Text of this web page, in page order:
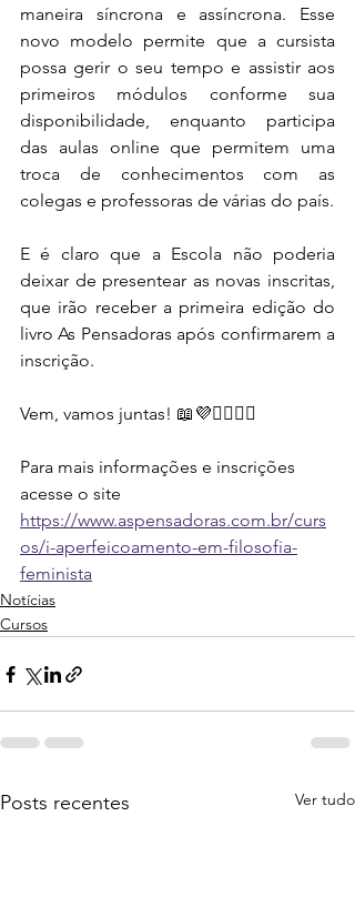
maneira síncrona e assíncrona. Esse
novo modelo permite que a cursista
possa gerir o seu tempo e assistir aos
primeiros módulos conforme sua
disponibilidade, enquanto participa
das aulas online que permitem uma
troca de conhecimentos com as
E é claro que a Escola não poderia
deixar de presentear as novas inscritas,
que irão receber a primeira edição do
livro As Pensadoras após confirmarem a
inscrição.
Vem, vamos juntas! 📖💜✊🏿✊🏻
Para mais informações e inscrições
acesse o site
https://www.aspensadoras.com.br/curs
os/i-aperfeicoamento-em-filosofia-
feminista
Notícias
Cursos
Posts recentes Ver tudo